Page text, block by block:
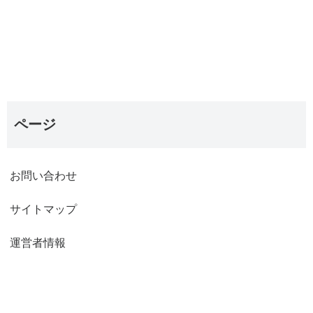
ページ
お問い合わせ
サイトマップ
運営者情報